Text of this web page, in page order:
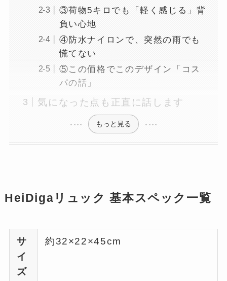
③荷物5キロでも「軽く感じる」背
負い心地
④防水ナイロンで、突然の雨でも
慌てない
⑤この価格でこのデザイン「コス
パの話」
気になった点も正直に話します
もっと見る
HeiDigaリュック 基本スペック一覧
サ
イ
ズ
約32×22×45cm